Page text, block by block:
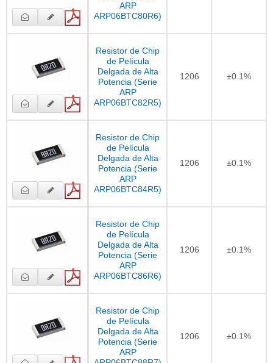
ARP
ARP06BTC80R6)
Resistor de Chip
de Película
Delgada de Alta
Potencia (Serie
ARP
ARP06BTC82R5)
1206 ±0.1%
Resistor de Chip
de Película
Delgada de Alta
Potencia (Serie
ARP
ARP06BTC84R5)
1206 ±0.1%
Resistor de Chip
de Película
Delgada de Alta
Potencia (Serie
ARP
ARP06BTC86R6)
1206 ±0.1%
Resistor de Chip
de Película
Delgada de Alta
Potencia (Serie
ARP
1206 ±0.1%